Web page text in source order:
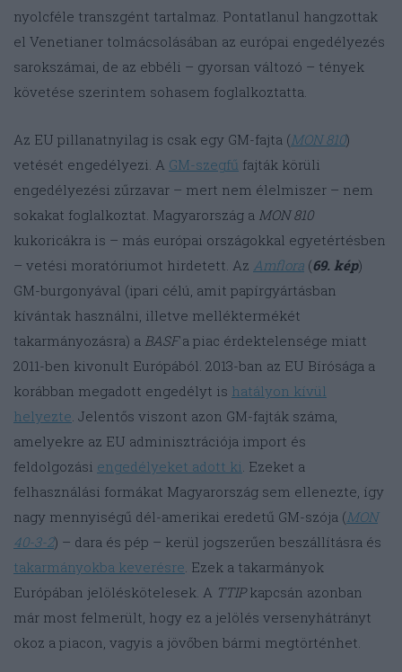
nyolcféle transzgént tartalmaz. Pontatlanul hangzottak
el Venetianer tolmácsolásában az európai engedélyezés
sarokszámai, de az ebbéli – gyorsan változó – tények
követése szerintem sohasem foglalkoztatta.
Az EU pillanatnyilag is csak egy GM-fajta (MON 810)
vetését engedélyezi. A GM-szegfű fajták körüli
engedélyezési zűrzavar – mert nem élelmiszer – nem
sokakat foglalkoztat. Magyarország a MON 810
kukoricákra is – más európai országokkal egyetértésben
– vetési moratóriumot hirdetett. Az Amflora (69. kép)
GM-burgonyával (ipari célú, amit papírgyártásban
kívántak használni, illetve melléktermékét
takarmányozásra) a BASFa piac érdektelensége miatt
2011-ben kivonult Európából. 2013-ban az EU Bírósága a
korábban megadott engedélyt is hatályon kívül
helyezte . Jelentős viszont azon GM-fajták száma,
amelyekre az EU adminisztrációja import és
feldolgozási engedélyeket adott ki . Ezeket a
felhasználási formákat Magyarország sem ellenezte, így
nagy mennyiségű dél-amerikai eredetű GM-szója (MON
40-3-2) – dara és pép – kerül jogszerűen beszállításra és
takarmányokba keverésre . Ezek a takarmányok
Európában jelöléskötelesek. A TTIPkapcsán azonban
már most felmerült, hogy ez a jelölés versenyhátrányt
okoz a piacon, vagyis a jövőben bármi megtörténhet.